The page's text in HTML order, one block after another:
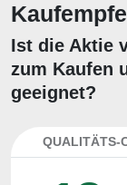
Ist die Aktie
zum Kaufen
geeignet?
QUALITÄTS-